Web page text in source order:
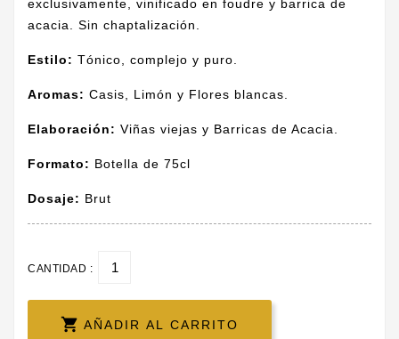
exclusivamente, vinificado en foudre y barrica de
acacia. Sin chaptalización.
Estilo: Tónico, complejo y puro.
Aromas: Casis, Limón y Flores blancas.
Elaboración: Viñas viejas y Barricas de Acacia.
Formato: Botella de 75cl
Dosaje: Brut
CANTIDAD :
 AÑADIR AL CARRITO